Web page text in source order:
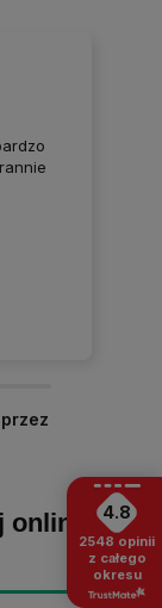
się, że
:)
online -4.8
2548 opinii
z całego
okresu